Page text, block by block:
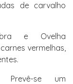
de carvalho
e Ovelha
vermelhas,
Prevê-se um